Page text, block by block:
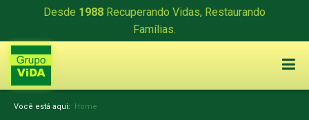
Desde 1988 Recuperando Vidas, Restaurando
Famílias.
Você está aqui: Home